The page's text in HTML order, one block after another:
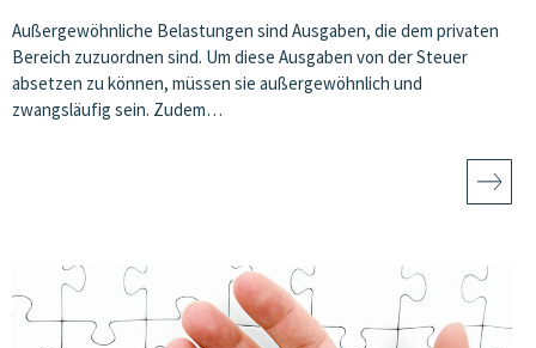
Außergewöhnliche Belastungen sind Ausgaben, die dem privaten
Bereich zuzuordnen sind. Um diese Ausgaben von der Steuer
absetzen zu können, müssen sie außergewöhnlich und
zwangsläufig sein. Zudem…